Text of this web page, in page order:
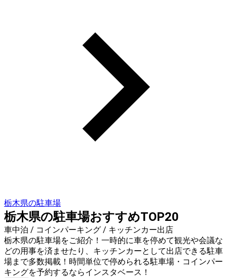
栃木県の駐車場
栃木県の駐車場おすすめTOP20
車中泊 / コインパーキング / キッチンカー出店
栃木県の駐車場をご紹介！一時的に車を停めて観光や会議な
どの用事を済ませたり、キッチンカーとして出店できる駐車
場まで多数掲載！時間単位で停められる駐車場・コインパー
キングを予約するならインスタベース！